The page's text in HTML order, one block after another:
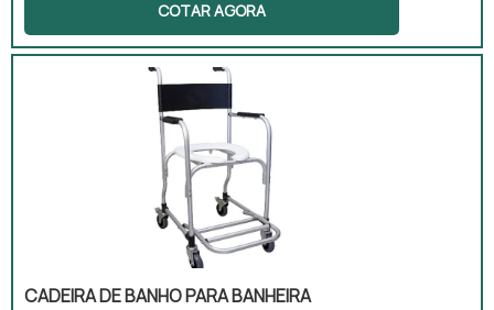
e um assento anatômico, esse produto
facilita o banho, oferecendo segurança e
conforto aos usuários. Além disso, pode
contar com apoio para braço, encosto e
assento com abertura higiênica, adaptando-
se às necessidades específicas de cada
COTAR AGORA
CADEIRA DE BANHO PARA BANHEIRA